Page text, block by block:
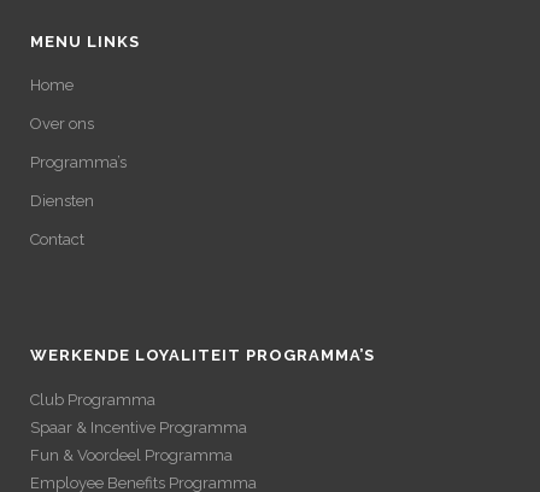
MENU LINKS
Home
Over ons
Programma’s
Diensten
Contact
WERKENDE LOYALITEIT PROGRAMMA’S
Club Programma
Spaar & Incentive Programma
Fun & Voordeel Programma
Employee Benefits Programma